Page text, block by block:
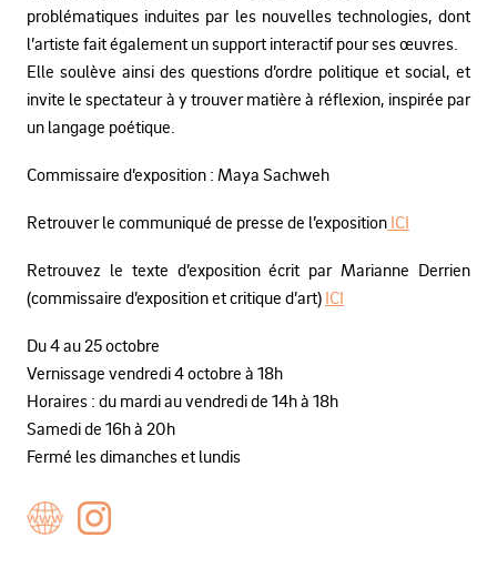
problématiques induites par les nouvelles technologies, dont
l’artiste fait également un support interactif pour ses œuvres.
Elle soulève ainsi des questions d’ordre politique et social, et
invite le spectateur à y trouver matière à réflexion, inspirée par
un langage poétique.
Commissaire d’exposition : Maya Sachweh
Retrouver le communiqué de presse de l’exposition ICI
Retrouvez le texte d’exposition écrit par Marianne Derrien
(commissaire d’exposition et critique d’art) ICI
Du 4 au 25 octobre
Vernissage vendredi 4 octobre à 18h
Horaires : du mardi au vendredi de 14h à 18h
Samedi de 16h à 20h
Fermé les dimanches et lundis